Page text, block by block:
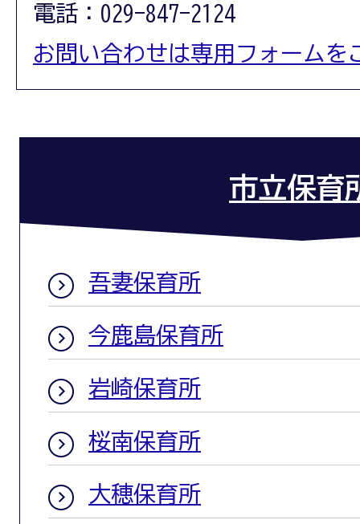
電話：029-847-2124
お問い合わせは専用フォームを
市立保育
吾妻保育所
今鹿島保育所
岩崎保育所
桜南保育所
大穂保育所